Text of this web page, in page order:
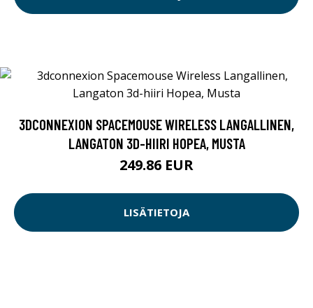
3DCONNEXION SPACEMOUSE WIRELESS LANGALLINEN,
LANGATON 3D-HIIRI HOPEA, MUSTA
249.86 EUR
LISÄTIETOJA